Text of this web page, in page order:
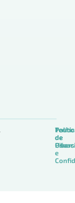
de
Uso
de
de
e